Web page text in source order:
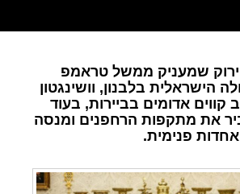
שמעניק ממשל טראמפ
הישראלית בלבנון, וושינגטון
אדומים בביירות, בעוד
את מתקפות הרחפנים ומנסה
פנימית.